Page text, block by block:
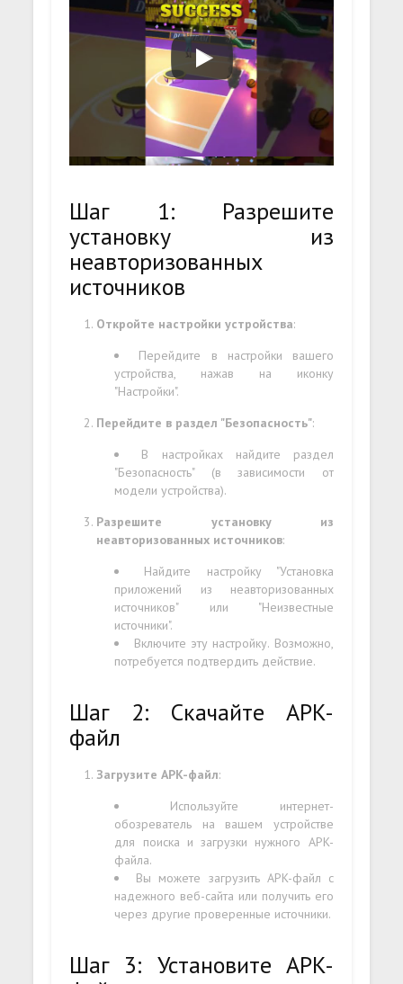
Шаг 1: Разрешите
установку из
неавторизованных
источников
Откройте настройки устройства:
Перейдите в настройки вашего
устройства, нажав на иконку
"Настройки".
Перейдите в раздел "Безопасность":
В настройках найдите раздел
"Безопасность" (в зависимости от
модели устройства).
Разрешите установку из
неавторизованных источников:
Найдите настройку "Установка
приложений из неавторизованных
источников" или "Неизвестные
источники".
Включите эту настройку. Возможно,
потребуется подтвердить действие.
Шаг 2: Скачайте APK-
файл
Загрузите APK-файл:
Используйте интернет-
обозреватель на вашем устройстве
для поиска и загрузки нужного APK-
файла.
Вы можете загрузить APK-файл с
надежного веб-сайта или получить его
через другие проверенные источники.
Шаг 3: Установите APK-